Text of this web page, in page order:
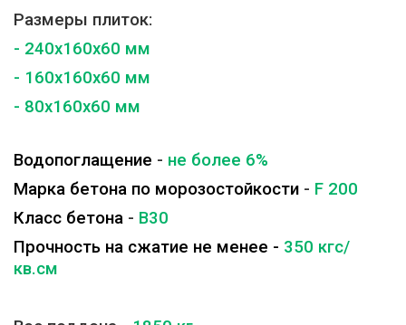
Размеры плиток:
- 240x160x60 мм
- 160x160x60 мм
- 80x160x60 мм
Водопоглащение - не более 6%
Марка бетона по морозостойкости - F 200
Класс бетона - B30
Прочность на сжатие не менее - 350 кгс/
кв.см